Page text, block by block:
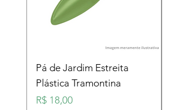
Pá de Jardim Estreita
Plástica Tramontina
Preço
R$ 18,00